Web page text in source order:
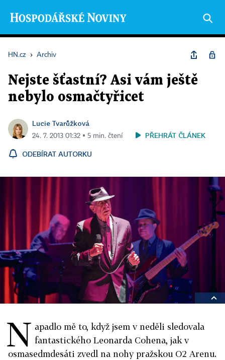
HN.cz › Archiv
Nejste šťastní? Asi vám ještě
nebylo osmačtyřicet
Lucie Tvarůžková
24. 7. 2013 01:32 ▪ 5 min. čtení PŘEHRÁT ČLÁNEK
ODEBÍRAT AUTORKU
N apadlo mě to, když jsem v neděli sledovala
fantastického Leonarda Cohena, jak v
osmasedmdesáti zvedl na nohy pražskou O2 Arenu.